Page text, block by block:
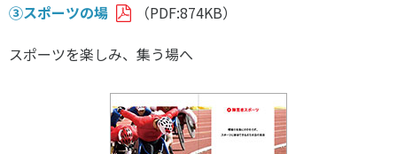
③スポーツの場
（PDF:874KB）
スポーツを楽しみ、集う場へ